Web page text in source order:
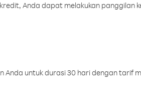
Anda dapat melakukan panggilan
Anda untuk durasi 30 hari dengan tarif